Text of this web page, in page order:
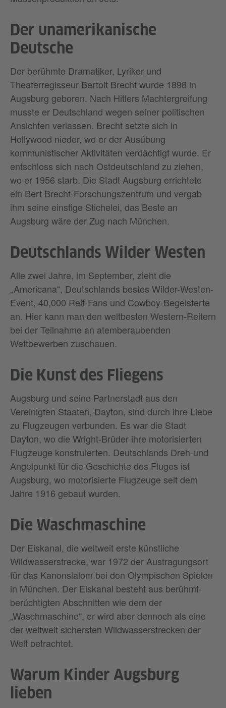
Der unamerikanische
Deutsche
Der berühmte Dramatiker, Lyriker und
Theaterregisseur Bertolt Brecht wurde 1898 in
Augsburg geboren. Nach Hitlers Machtergreifung
musste er Deutschland wegen seiner politischen
Ansichten verlassen. Brecht setzte sich in
Hollywood nieder, wo er der Ausübung
kommunistischer Aktivitäten verdächtigt wurde. Er
entschloss sich nach Ostdeutschland zu ziehen,
wo er 1956 starb. Die Stadt Augsburg errichtete
ein Bert Brecht-Forschungszentrum und vergab
ihm seine einstige Stichelei, das Beste an
Augsburg wäre der Zug nach München.
Deutschlands Wilder Westen
Alle zwei Jahre, im September, zieht die
„Americana“, Deutschlands bestes Wilder-Westen-
Event, 40,000 Reit-Fans und Cowboy-Begeisterte
an. Hier kann man den weltbesten Western-Reitern
bei der Teilnahme an atemberaubenden
Wettbewerben zuschauen.
Die Kunst des Fliegens
Augsburg und seine Partnerstadt aus den
Vereinigten Staaten, Dayton, sind durch ihre Liebe
zu Flugzeugen verbunden. Es war die Stadt
Dayton, wo die Wright-Brüder ihre motorisierten
Flugzeuge konstruierten. Deutschlands Dreh-und
Angelpunkt für die Geschichte des Fluges ist
Augsburg, wo motorisierte Flugzeuge seit dem
Jahre 1916 gebaut wurden.
Die Waschmaschine
Der Eiskanal, die weltweit erste künstliche
Wildwasserstrecke, war 1972 der Austragungsort
für das Kanonslalom bei den Olympischen Spielen
in München. Der Eiskanal besteht aus berühmt-
berüchtigten Abschnitten wie dem der
„Waschmaschine“, er wird aber dennoch als eine
der weltweit sichersten Wildwasserstrecken der
Welt betrachtet.
Warum Kinder Augsburg
lieben